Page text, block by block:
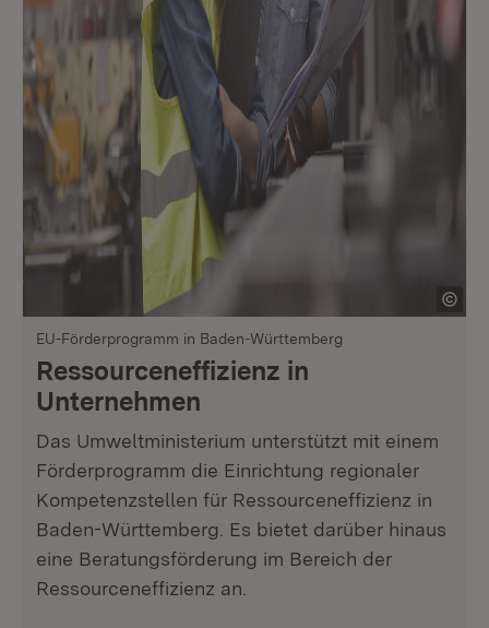
EU-Förderprogramm in Baden-Württemberg
Ressourceneffizienz in
Unternehmen
Das Umweltministerium unterstützt mit einem
Förderprogramm die Einrichtung regionaler
Kompetenzstellen für Ressourceneffizienz in
Baden-Württemberg. Es bietet darüber hinaus
eine Beratungsförderung im Bereich der
Ressourceneffizienz an.